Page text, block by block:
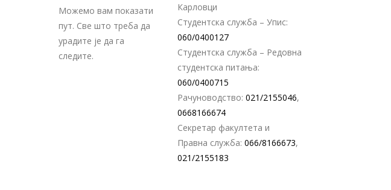
Можемо вам показати
пут. Све што треба да
урадите је да га
следите.
Карловци
Студентска служба – Упис:
060/0400127
Студентска служба – Редовна
студентска питања:
060/0400715
Рачуноводство: 021/2155046,
0668166674
Секретар факултета и
Правна служба: 066/8166673,
021/2155183